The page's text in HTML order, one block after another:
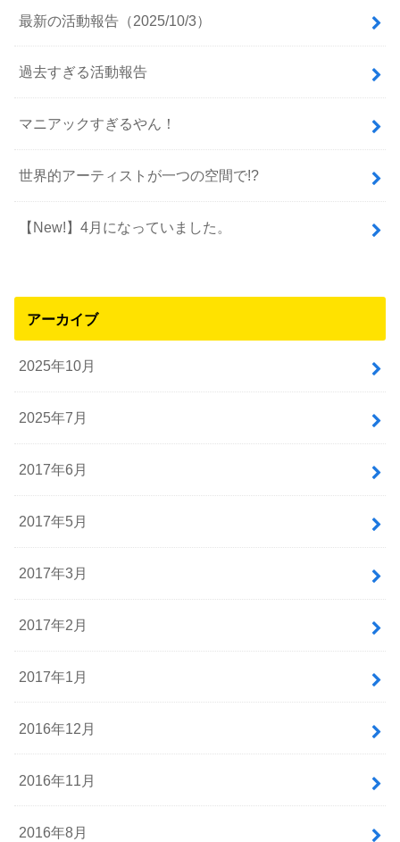
最新の活動報告（2025/10/3）
過去すぎる活動報告
マニアックすぎるやん！
世界的アーティストが一つの空間で!?
【New!】4月になっていました。
アーカイブ
2025年10月
2025年7月
2017年6月
2017年5月
2017年3月
2017年2月
2017年1月
2016年12月
2016年11月
2016年8月